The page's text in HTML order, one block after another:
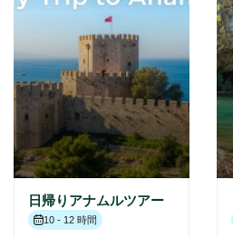
日帰りアナムルツアー
10 - 12 時間